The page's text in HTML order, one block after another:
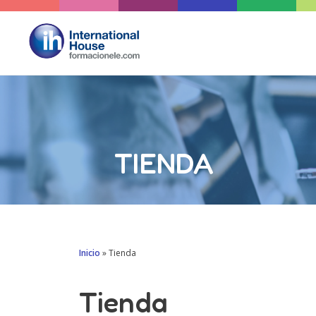
Saltar
contenido
TIENDA
Inicio »Tienda
Tienda